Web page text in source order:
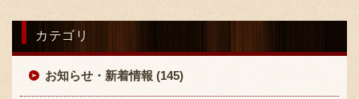
カテゴリ
お知らせ・新着情報 (145)